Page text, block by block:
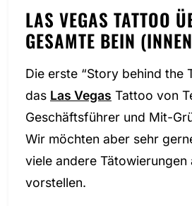
LAS VEGAS TATTOO
GESAMTE BEIN
Die erste “Story behind the
das Las Vegas Tattoo von
Geschäftsführer und Mit-
Wir möchten aber sehr
viele andere Tätowierungen
vorstellen.